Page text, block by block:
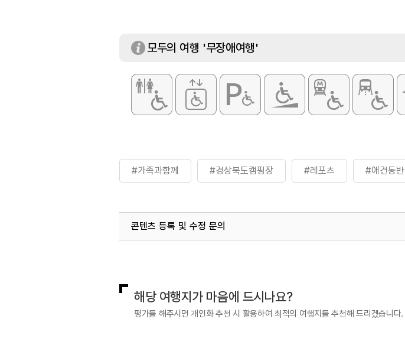
모두의 여행 '무장애여행'
#가족과함께 #경상북도캠핑장 #레포츠 #애견동반
콘텐츠 등록 및 수정 문의
해당 여행지가 마음에 드시나요?
평가를 해주시면 개인화 추천 시 활용하여 최적의 여행지를 추천해 드리겠습니다.